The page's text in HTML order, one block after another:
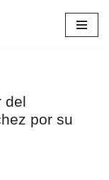
del
por su